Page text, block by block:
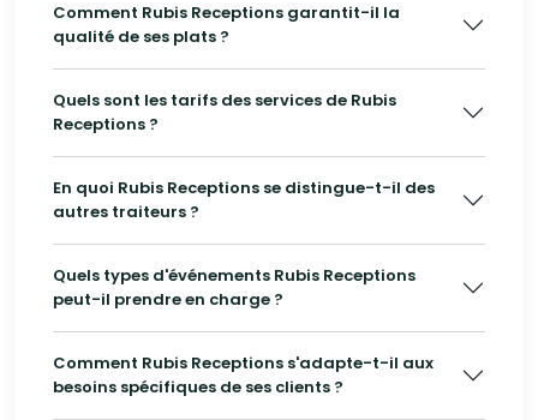
Comment Rubis Receptions garantit-il la
qualité de ses plats ?
Quels sont les tarifs des services de Rubis
Receptions ?
En quoi Rubis Receptions se distingue-t-il des
autres traiteurs ?
Quels types d'événements Rubis Receptions
peut-il prendre en charge ?
Comment Rubis Receptions s'adapte-t-il aux
besoins spécifiques de ses clients ?